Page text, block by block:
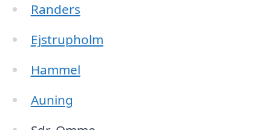
Randers
Ejstrupholm
Hammel
Auning